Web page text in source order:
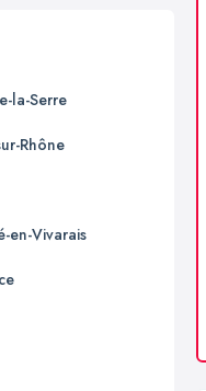
la-Serre
Rhône
en-Vivarais